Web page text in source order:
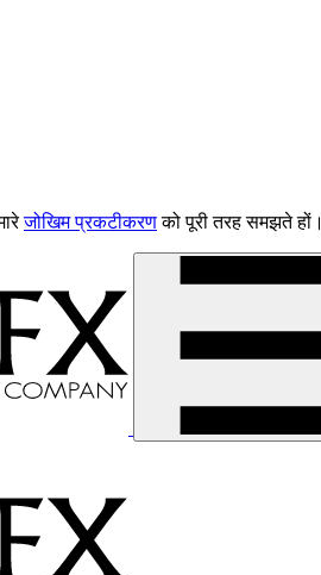
जोखिम प्रकटीकरणको पूरी तरह समझते हों।